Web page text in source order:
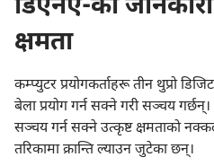
डिएनए-को
क्षमता
कम्प्युटर प्रयोगकर्ताहरू तीन थुप्रो
बेला प्रयोग गर्न सक्ने गरी सञ्चय
सञ्चय गर्न सक्ने उत्कृष्ट क्षमताको
तरिकामा क्रान्ति ल्याउन जुटेका छन्‌।